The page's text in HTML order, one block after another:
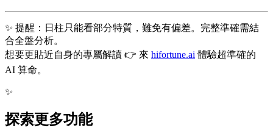
✨ 提醒：日柱只能看部分特質，難免有偏差。完整準確需結
合全盤分析。
想要更貼近自身的專屬解讀 👉 來 hifortune.ai 體驗超準確的
AI 算命。
✨
探索更多功能